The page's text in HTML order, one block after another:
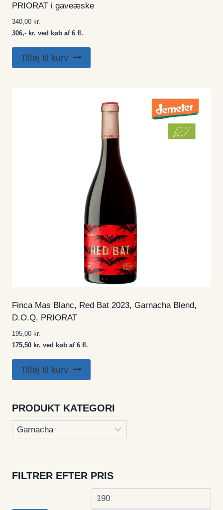
PRIORAT i gaveæske
340,00 kr.
306,- kr. ved køb af 6 fl.
Tilføj til kurv
Finca Mas Blanc, Red Bat 2023, Garnacha Blend,
D.O.Q. PRIORAT
195,00 kr.
175,50 kr. ved køb af 6 fl.
Tilføj til kurv
PRODUKT KATEGORI
FILTRER EFTER PRIS
Mindste